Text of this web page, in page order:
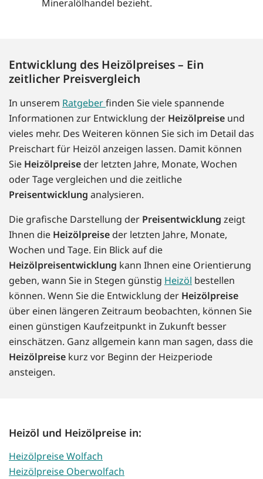
Mineralölhandel bezieht.
Entwicklung des Heizölpreises – Ein
zeitlicher Preisvergleich
In unserem Ratgeberfinden Sie viele spannende
Informationen zur Entwicklung der Heizölpreise und
vieles mehr. Des Weiteren können Sie sich im Detail das
Preischart für Heizöl anzeigen lassen. Damit können
Sie Heizölpreise der letzten Jahre, Monate, Wochen
oder Tage vergleichen und die zeitliche
Preisentwicklung analysieren.
Die grafische Darstellung der Preisentwicklung zeigt
Ihnen die Heizölpreise der letzten Jahre, Monate,
Wochen und Tage. Ein Blick auf die
Heizölpreisentwicklung kann Ihnen eine Orientierung
geben, wann Sie in Stegen günstig Heizöl bestellen
können. Wenn Sie die Entwicklung der Heizölpreise
über einen längeren Zeitraum beobachten, können Sie
einen günstigen Kaufzeitpunkt in Zukunft besser
einschätzen. Ganz allgemein kann man sagen, dass die
Heizölpreise kurz vor Beginn der Heizperiode
ansteigen.
Heizöl und Heizölpreise in:
Heizölpreise Wolfach
Heizölpreise Oberwolfach